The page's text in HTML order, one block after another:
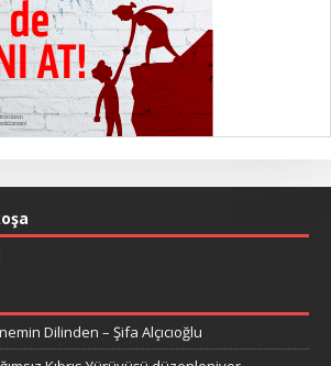
Dilinden – Şifa Alçıcıoğlu